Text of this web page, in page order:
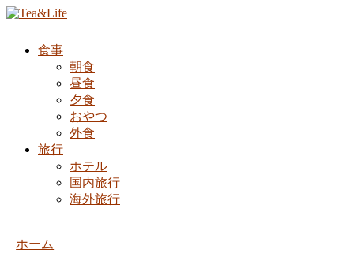
食事
朝食
昼食
夕食
おやつ
外食
旅行
ホテル
国内旅行
海外旅行
ホーム